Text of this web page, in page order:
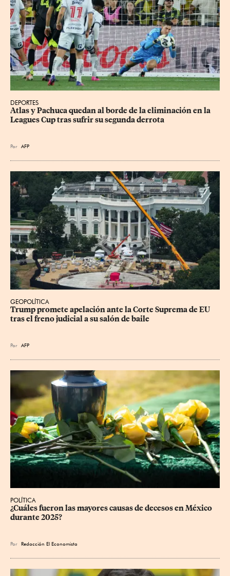
DEPORTES
Atlas y Pachuca quedan al borde de la eliminación en la
Leagues Cup tras sufrir su segunda derrota
Por AFP
GEOPOLÍTICA
Trump promete apelación ante la Corte Suprema de EU
tras el freno judicial a su salón de baile
Por AFP
POLÍTICA
¿Cuáles fueron las mayores causas de decesos en México
durante 2025?
Por Redacción El Economista